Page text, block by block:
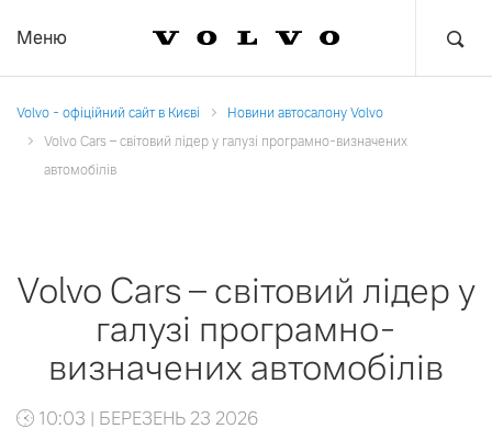
Меню
Volvo - офіційний сайт в Києві
Новини автосалону Volvo
Volvo Cars – світовий лідер у галузі програмно-визначених
автомобілів
Volvo Cars – світовий лідер у
галузі програмно-
визначених автомобілів
10:03 | БЕРЕЗЕНЬ 23 2026